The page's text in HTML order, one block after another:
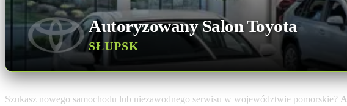
Autoryzowany Salon Toyota
SŁUPSK
Szukasz nowego samochodu lub niezawodnego serwisu w województwie pomorskie?